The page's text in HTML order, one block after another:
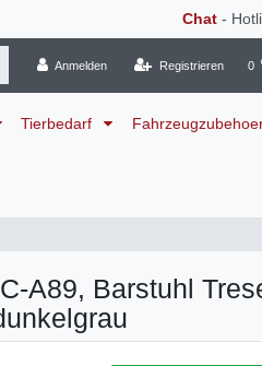
Chat -
Anmelden Registrieren 0
Tierbedarf
A89, Barstuhl